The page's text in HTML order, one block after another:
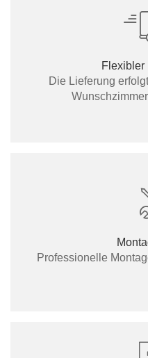
Flexibler
Die Lieferung
Professionelle